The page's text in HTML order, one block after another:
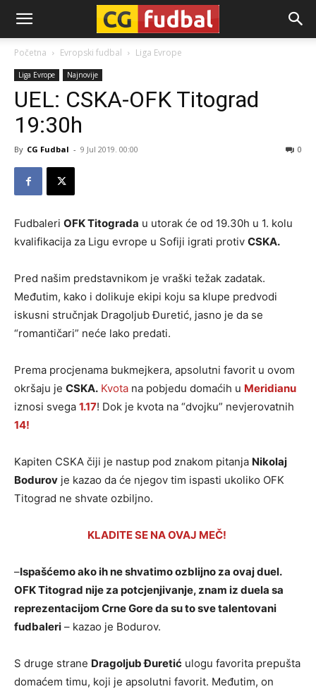
CG-
Fudbal
Početna Evropski fudbal Liga Evrope
Liga Evrope Najnovije
UEL: CSKA-OFK Titograd
19:30h
By CG Fudbal - 9 Jul 2019. 00:00 0
Fudbaleri OFK Titograda u utorak će od 19.30h u 1. kolu
kvalifikacija za Ligu evrope u Sofiji igrati protiv CSKA.
Pred našim predstavnikom je vraški težak zadatak.
Međutim, kako i dolikuje ekipi koju sa klupe predvodi
iskusni stručnjak Dragoljub Đuretić, jasno je da se
“romantičari” neće lako predati.
Prema procjenama bukmejkera, apsolutni favorit u ovom
okršaju je CSKA. Kvota na pobjedu domaćih u Meridianu
iznosi svega 1.17! Dok je kvota na “dvojku” nevjerovatnih
14!
Kapiten CSKA čiji je nastup pod znakom pitanja Nikolaj
Bodurov je kazao da će njegov tim ispasti ukoliko OFK
Titograd ne shvate ozbiljno.
KLADITE SE NA OVAJ MEČ!
–Ispašćemo ako ih ne shvatimo ozblijno za ovaj duel.
OFK Titograd nije za potcjenjivanje, znam iz duela sa
reprezentacijom Crne Gore da su to sve talentovani
fudbaleri – kazao je Bodurov.
S druge strane Dragoljub Đuretić ulogu favorita prepušta
domaćem timu, koji je apsolutni favorit. Međutim, on